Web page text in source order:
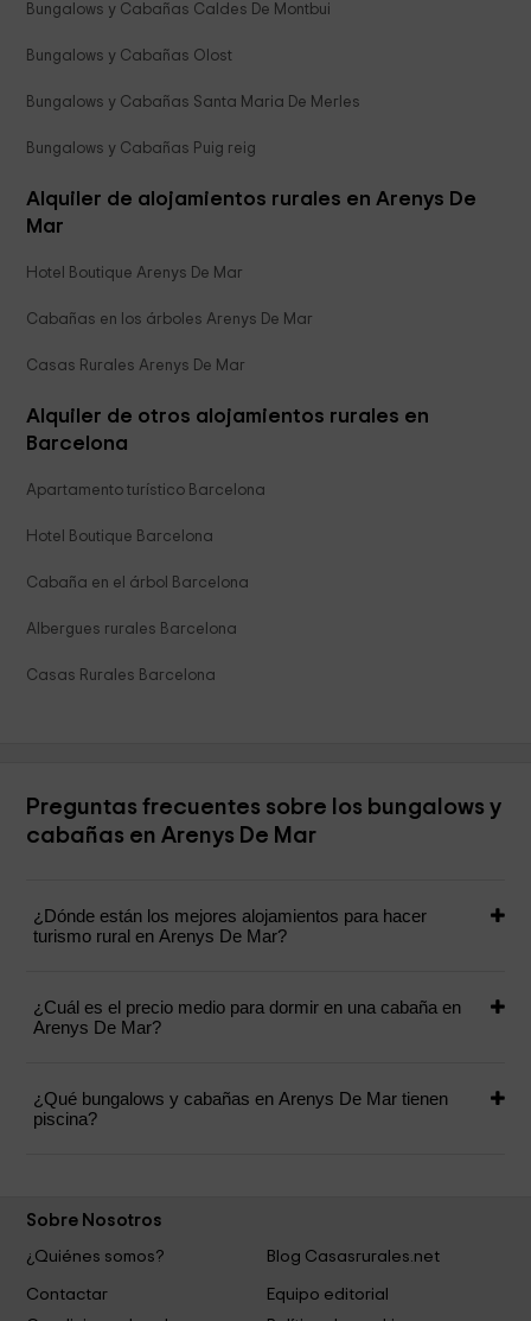
Bungalows y Cabañas Caldes De Montbui
Bungalows y Cabañas Olost
Bungalows y Cabañas Santa Maria De Merles
Bungalows y Cabañas Puig reig
Alquiler de alojamientos rurales en Arenys De
Mar
Hotel Boutique Arenys De Mar
Cabañas en los árboles Arenys De Mar
Casas Rurales Arenys De Mar
Alquiler de otros alojamientos rurales en
Barcelona
Apartamento turístico Barcelona
Hotel Boutique Barcelona
Cabaña en el árbol Barcelona
Albergues rurales Barcelona
Casas Rurales Barcelona
Preguntas frecuentes sobre los bungalows y
cabañas en Arenys De Mar
¿Dónde están los mejores alojamientos para hacer
turismo rural en Arenys De Mar?
¿Cuál es el precio medio para dormir en una cabaña en
Arenys De Mar?
¿Qué bungalows y cabañas en Arenys De Mar tienen
piscina?
Sobre Nosotros
¿Quiénes somos?
Blog Casasrurales.net
Contactar
Equipo editorial